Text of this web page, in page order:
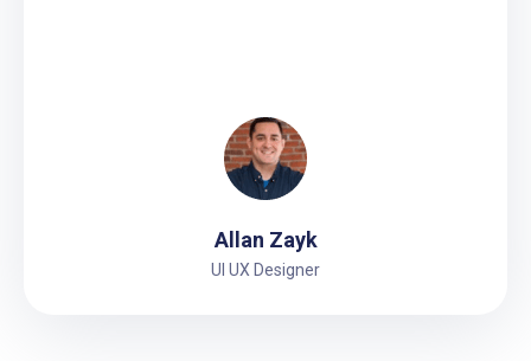
Allan Zayk
UI UX Designer